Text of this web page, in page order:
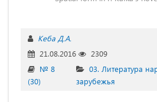
Кеба Д.А.
21.08.2016
2309
№ 8
(30)
03. Литература
зарубежья